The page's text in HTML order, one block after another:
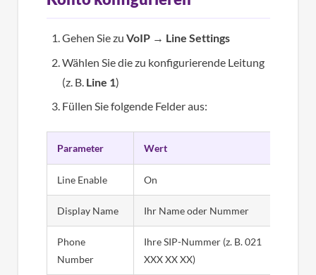
Gehen Sie zu VoIP→ Line Settings
Wählen Sie die zu konfigurierende Leitung
(z. B. Line 1)
Füllen Sie folgende Felder aus:
Parameter Wert
Line Enable On
Display Name Ihr Name oder Nummer
Phone
Number
Ihre SIP-Nummer (z. B. 021
XXX XX XX)